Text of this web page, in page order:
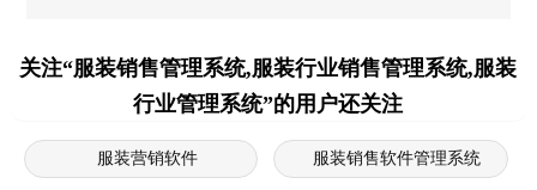
关注“服装销售管理系统,服装行业销售管理系统,服装
行业管理系统”的用户还关注
服装营销软件 服装销售软件管理系统